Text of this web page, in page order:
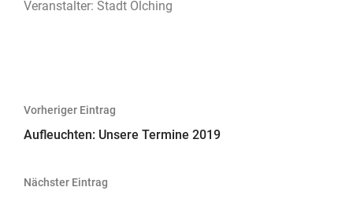
Veranstalter: Stadt Olching
Beitragsnavigation
Vorheriger Eintrag
Aufleuchten: Unsere Termine 2019
Nächster Eintrag